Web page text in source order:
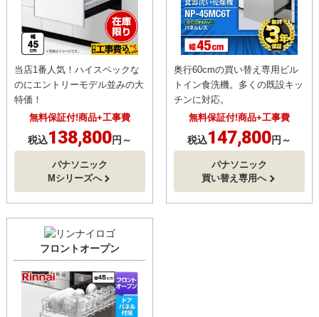
当店1番人気！ハイスペックな
のにエントリーモデル並みの大
特価！
無料保証付!商品+工事費
税込138,800円～
パナソニック
Mシリーズへ
奥行60cmの買い替え専用ビル
トイン食洗機。多くの既設キッ
チンに対応。
無料保証付!商品+工事費
税込147,800円～
パナソニック
買い替え専用へ
フロントオープン